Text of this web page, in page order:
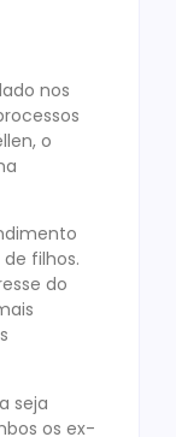
nos
o
filhos.
do
seja
os ex-